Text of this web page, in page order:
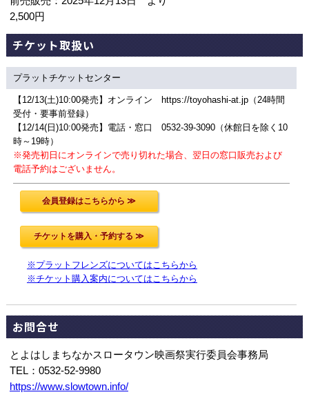
2,500円
チケット取扱い
プラットチケットセンター
【12/13(土)10:00発売】オンライン https://toyohashi-at.jp（24時間
受付・要事前登録）
【12/14(日)10:00発売】電話・窓口 0532-39-3090（休館日を除く10
時～19時）
※発売初日にオンラインで売り切れた場合、翌日の窓口販売および
電話予約はございません。
※プラットフレンズについてはこちらから
※チケット購入案内についてはこちらから
お問合せ
とよはしまちなかスロータウン映画祭実行委員会事務局
TEL：0532-52-9980
https://www.slowtown.info/